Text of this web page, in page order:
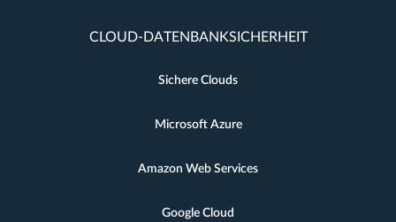
CLOUD-DATENBANKSICHERHEIT
Sichere Clouds
Microsoft Azure
Amazon Web Services
Google Cloud